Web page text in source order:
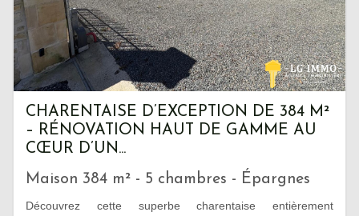
CHARENTAISE D’EXCEPTION DE 384 M²
– RÉNOVATION HAUT DE GAMME AU
CŒUR D’UN...
Maison 384 m² - 5 chambres - Épargnes
Découvrez cette superbe charentaise entièrement